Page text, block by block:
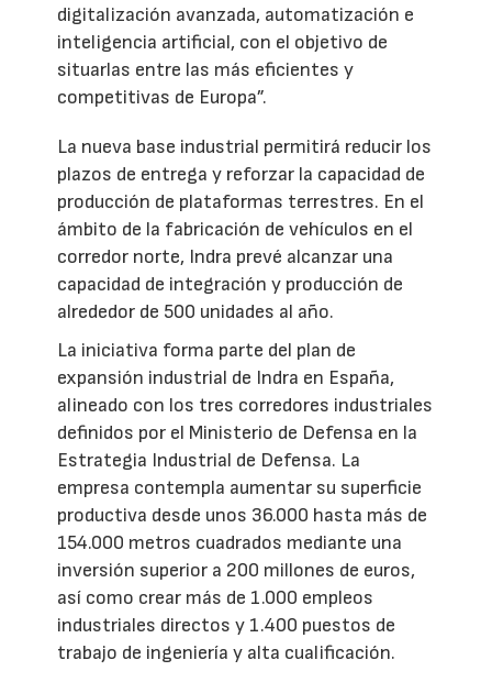
digitalización avanzada, automatización e
inteligencia artificial, con el objetivo de
situarlas entre las más eficientes y
competitivas de Europa”.
La nueva base industrial permitirá reducir los
plazos de entrega y reforzar la capacidad de
producción de plataformas terrestres. En el
ámbito de la fabricación de vehículos en el
corredor norte, Indra prevé alcanzar una
capacidad de integración y producción de
alrededor de 500 unidades al año.
La iniciativa forma parte del plan de
expansión industrial de Indra en España,
alineado con los tres corredores industriales
definidos por el Ministerio de Defensa en la
Estrategia Industrial de Defensa. La
empresa contempla aumentar su superficie
productiva desde unos 36.000 hasta más de
154.000 metros cuadrados mediante una
inversión superior a 200 millones de euros,
así como crear más de 1.000 empleos
industriales directos y 1.400 puestos de
trabajo de ingeniería y alta cualificación.